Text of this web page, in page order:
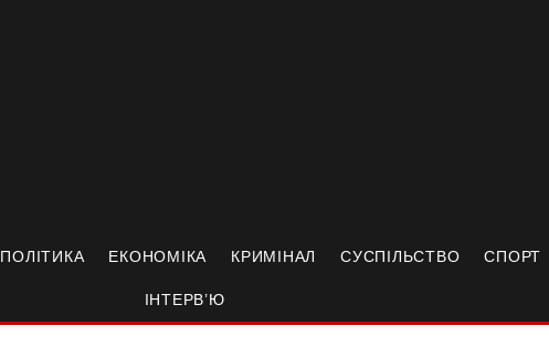
ПОЛІТИКА ЕКОНОМІКА КРИМІНАЛ СУСПІЛЬСТВО СПОРТ
ІНТЕРВ’Ю